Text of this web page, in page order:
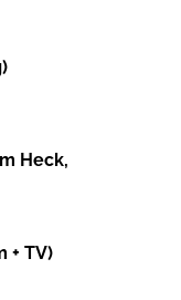
Heck,
+ TV)